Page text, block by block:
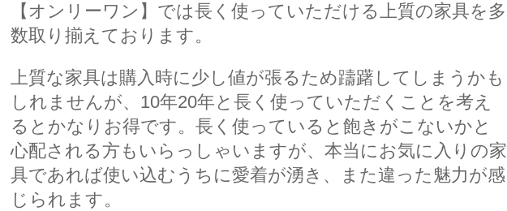
【オンリーワン】では長く使っていただける上質の家具を多
数取り揃えております。
上質な家具は購入時に少し値が張るため躊躇してしまうかも
しれませんが、10年20年と長く使っていただくことを考え
るとかなりお得です。長く使っていると飽きがこないかと
心配される方もいらっしゃいますが、本当にお気に入りの家
具であれば使い込むうちに愛着が湧き、また違った魅力が感
じられます。